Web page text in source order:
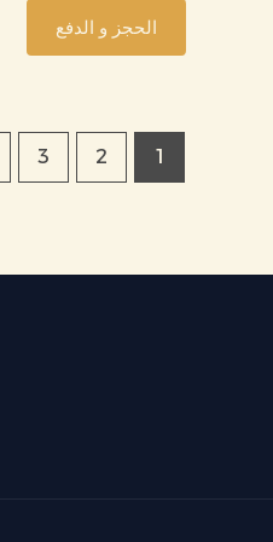
الحجز و الدفع
1
2
3